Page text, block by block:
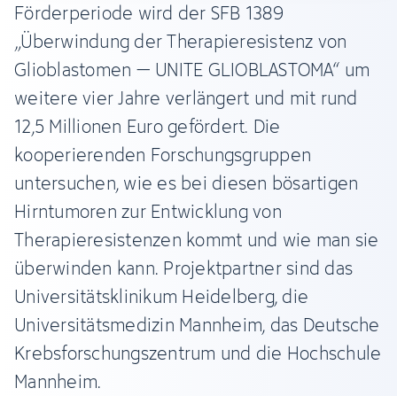
Förderperiode wird der SFB 1389
„Überwindung der Therapieresistenz von
Glioblastomen – UNITE GLIOBLASTOMA“ um
weitere vier Jahre verlängert und mit rund
12,5 Millionen Euro gefördert. Die
kooperierenden Forschungsgruppen
untersuchen, wie es bei diesen bösartigen
Hirntumoren zur Entwicklung von
Therapieresistenzen kommt und wie man sie
überwinden kann. Projektpartner sind das
Universitätsklinikum Heidelberg, die
Universitätsmedizin Mannheim, das Deutsche
Krebsforschungszentrum und die Hochschule
Mannheim.